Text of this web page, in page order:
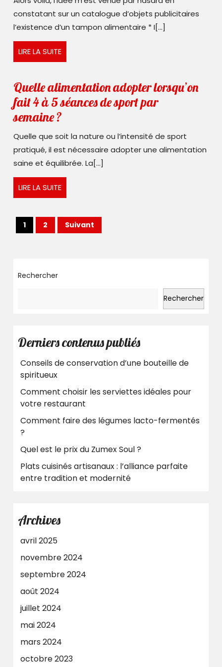
gâteaux
par
embossage
constatant sur un catalogue d’objets publicitaires
l’existence d’un tampon alimentaire * I[...]
LIRE LA SUITELIRE
LA
Quelle alimentation adopter lorsqu’on
fait 4 à 5 séances de sport par
semaine ?
alimentation
adopter
lorsqu’on
fait
5
séances
Quelle que soit la nature ou l’intensité de sport
pratiqué, il est nécessaire adopter une alimentation
saine et équilibrée. La[...]
LIRE LA SUITELIRE
LA
Pagination
des
1 2 Suivant
Rechercher
Rechercher
Derniers contenus publiés
Conseils de conservation d’une bouteille de
spiritueux
Comment choisir les serviettes idéales pour
votre restaurant
Comment faire des légumes lacto-fermentés
?
Quel est le prix du Zumex Soul ?
Plats cuisinés artisanaux : l’alliance parfaite
entre tradition et modernité
Archives
avril 2025
novembre 2024
septembre 2024
août 2024
juillet 2024
mai 2024
mars 2024
octobre 2023